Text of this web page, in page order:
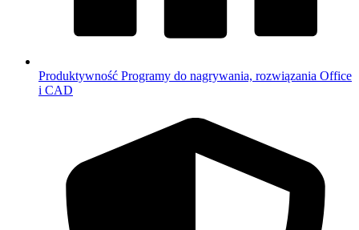
Produktywność Programy do nagrywania, rozwiązania Office
i CAD